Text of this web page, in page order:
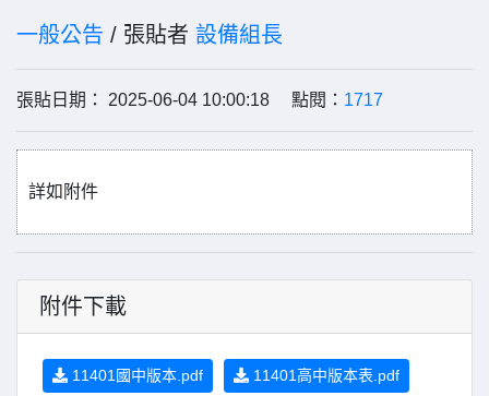
一般公告 / 張貼者 設備組長
張貼日期： 2025-06-04 10:00:18 點閱： 1717
詳如附件
附件下載
11401國中版本.pdf 11401高中版本表.pdf